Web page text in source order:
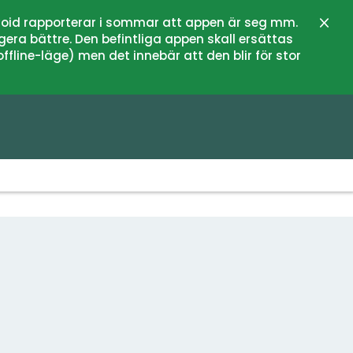
rapporterar i sommar att appen är seg mm.
bättre. Den befintliga appen skall ersättas
läge) men det innebär att den blir för stor